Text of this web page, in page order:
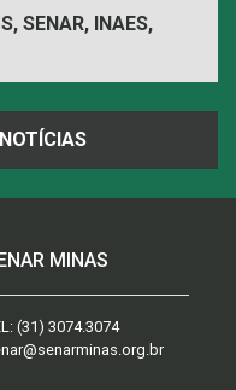
SENAR, INAES,
MINAS
(31) 3074.3074